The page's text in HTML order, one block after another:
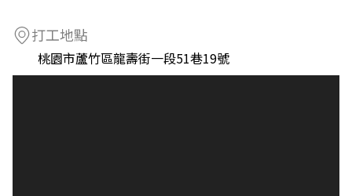
打工地點
桃園市蘆竹區龍壽街一段51巷19號